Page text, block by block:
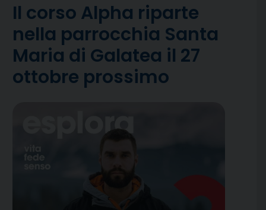
Il corso Alpha riparte
nella parrocchia Santa
Maria di Galatea il 27
ottobre prossimo